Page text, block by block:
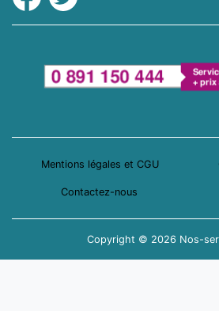
Mentions légales et CGU
Contactez-nous
Copyright © 2026 Nos-